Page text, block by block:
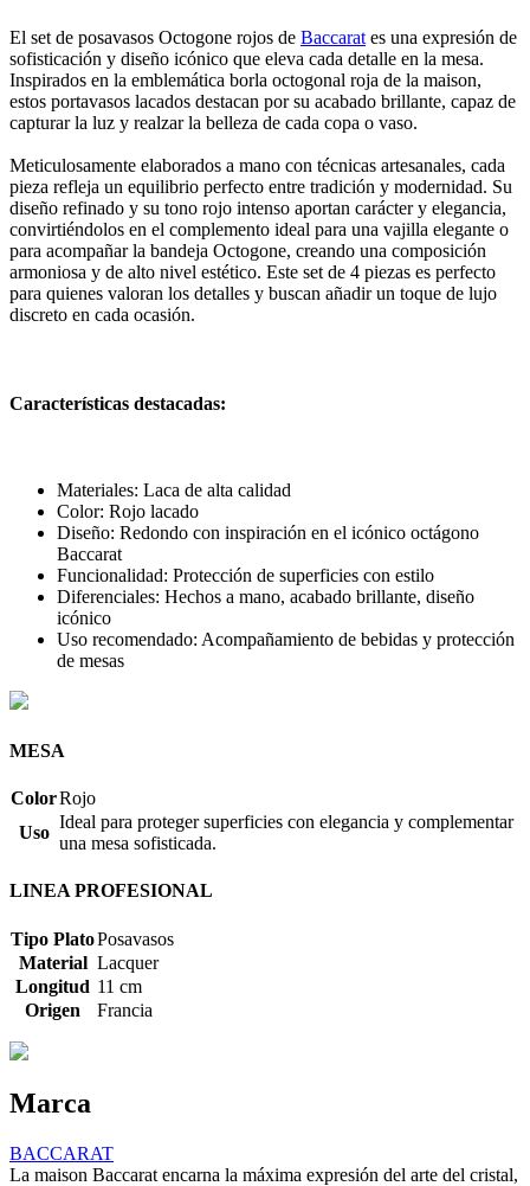
El set de posavasos Octogone rojos de Baccarat es una expresión de
sofisticación y diseño icónico que eleva cada detalle en la mesa.
Inspirados en la emblemática borla octogonal roja de la maison,
estos portavasos lacados destacan por su acabado brillante, capaz de
capturar la luz y realzar la belleza de cada copa o vaso.
Meticulosamente elaborados a mano con técnicas artesanales, cada
pieza refleja un equilibrio perfecto entre tradición y modernidad. Su
diseño refinado y su tono rojo intenso aportan carácter y elegancia,
convirtiéndolos en el complemento ideal para una vajilla elegante o
para acompañar la bandeja Octogone, creando una composición
armoniosa y de alto nivel estético. Este set de 4 piezas es perfecto
para quienes valoran los detalles y buscan añadir un toque de lujo
discreto en cada ocasión.
Características destacadas:
Materiales: Laca de alta calidad
Color: Rojo lacado
Diseño: Redondo con inspiración en el icónico octágono
Baccarat
Funcionalidad: Protección de superficies con estilo
Diferenciales: Hechos a mano, acabado brillante, diseño
icónico
Uso recomendado: Acompañamiento de bebidas y protección
de mesas
MESA
ColorRojo
Uso
Ideal para proteger superficies con elegancia y complementar
una mesa sofisticada.
LINEA PROFESIONAL
Tipo PlatoPosavasos
Material Lacquer
Longitud 11 cm
Origen
Francia
Marca
BACCARAT
La maison Baccarat encarna la máxima expresión del arte del cristal,